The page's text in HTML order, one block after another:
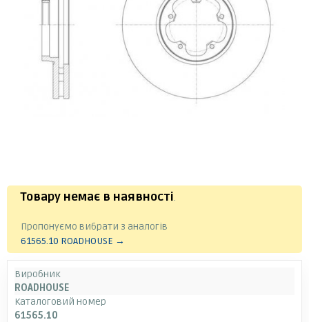
Товару немає в наявності.
Пропонуємо вибрати з аналогів
61565.10 ROADHOUSE →
Виробник
ROADHOUSE
Каталоговий номер
61565.10